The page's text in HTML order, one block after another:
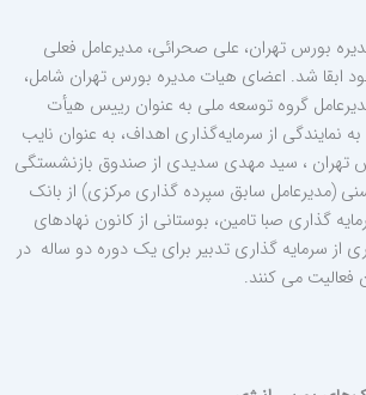
بورس تهران، علی صحرائی، مدیرعامل فعلی
ابقا شد. اعضای هیات مدیره بورس تهران شامل،
گروه توسعه ملی به عنوان رییس هیأت
نمایندگی از سرمایه‌گذاری اهداف، به عنوان نایب
تهران ، سید مهدی سدیدی از صندوق بازنشستگی
(مدیرعامل سابق سپرده گذاری مرکزی) از بانک
گذاری صبا تامین، بوستانی از کانون نهادهای
از سرمایه گذاری تدبیر برای یک دوره دو ساله در
فعالیت می کنند.